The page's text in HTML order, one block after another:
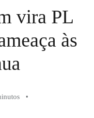
vira PL
às
•